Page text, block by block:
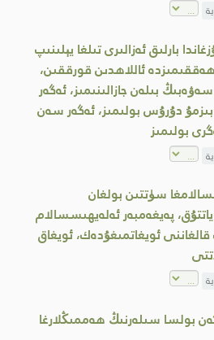
بارلىق ئەزالىرى تىلغا يېلىنىپ
ئاللاھدىن قورققىن،
بىلەن جازالىنىمىز، ئەگەر
دۇرۇس بولىمىز، ئەگەر سەن
بولىمىز
سۈتتىن بولغان
پەيغەمبەر ئەلەيھىسسالام
ئويغاتمىغۇدەك، ئويغاق
بولسا سىلەرنىڭ ھەممىڭلارغا